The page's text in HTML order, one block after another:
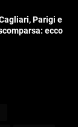
Parigi e
ecco